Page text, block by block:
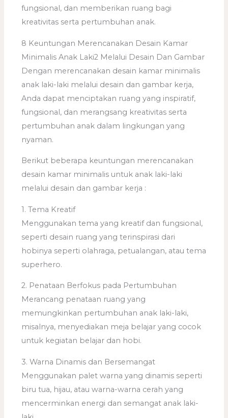
fungsional, dan memberikan ruang bagi
kreativitas serta pertumbuhan anak.
8 Keuntungan Merencanakan Desain Kamar
Minimalis Anak Laki2 Melalui Desain Dan Gambar
Dengan merencanakan desain kamar minimalis
anak laki-laki melalui desain dan gambar kerja,
Anda dapat menciptakan ruang yang inspiratif,
fungsional, dan merangsang kreativitas serta
pertumbuhan anak dalam lingkungan yang
nyaman.
Berikut beberapa keuntungan merencanakan
desain kamar minimalis untuk anak laki-laki
melalui desain dan gambar kerja :
1. Tema Kreatif
Menggunakan tema yang kreatif dan fungsional,
seperti desain ruang yang terinspirasi dari
hobinya seperti olahraga, petualangan, atau tema
superhero.
2. Penataan Berfokus pada Pertumbuhan
Merancang penataan ruang yang
memungkinkan pertumbuhan anak laki-laki,
misalnya, menyediakan meja belajar yang cocok
untuk kegiatan belajar dan hobi.
3. Warna Dinamis dan Bersemangat
Menggunakan palet warna yang dinamis seperti
biru tua, hijau, atau warna-warna cerah yang
mencerminkan energi dan semangat anak laki-